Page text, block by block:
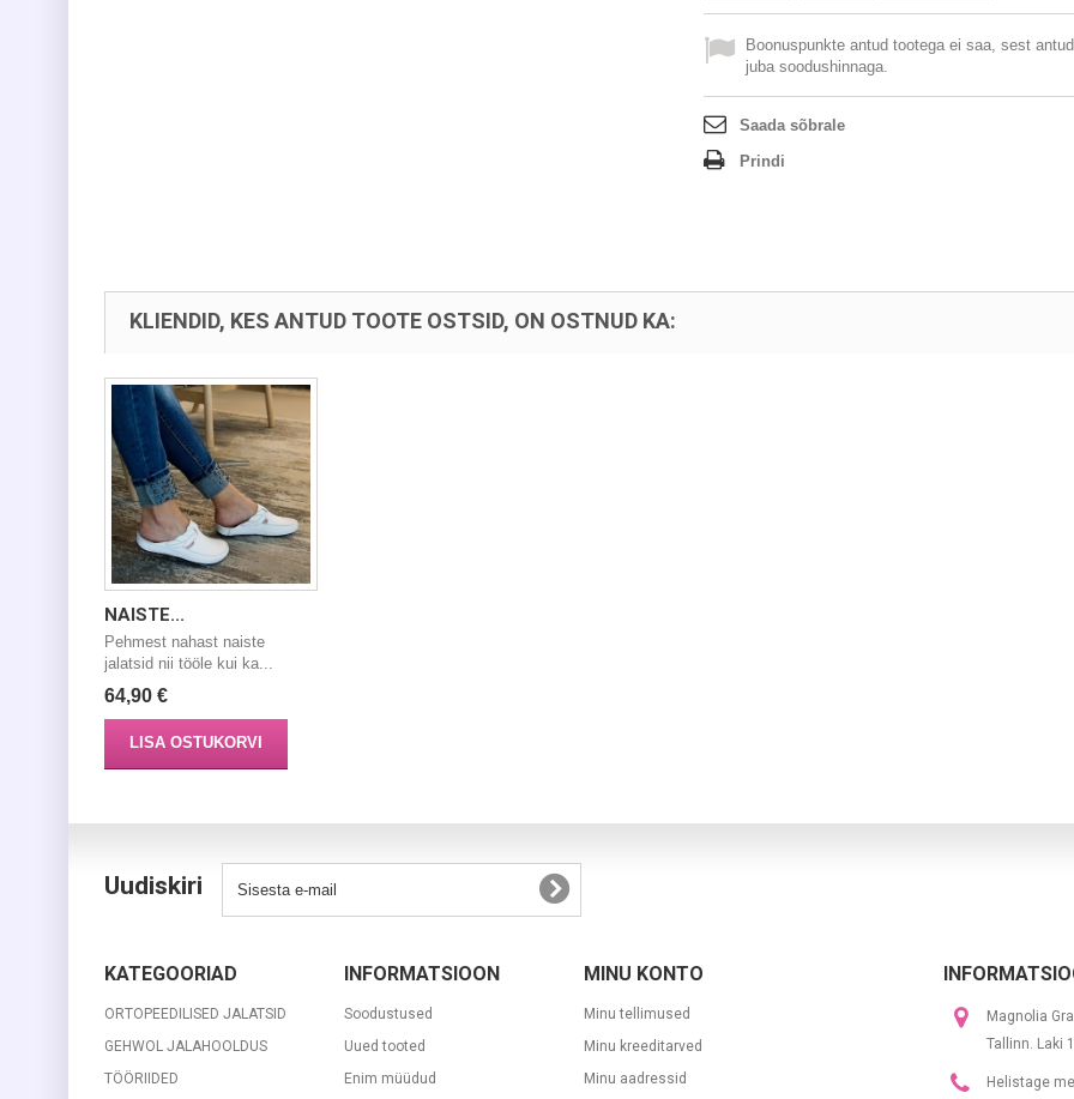
Boonuspunkte antud tootega ei saa, sest
juba soodushinnaga.
Saada sõbrale
Prindi
KLIENDID, KES ANTUD TOOTE OSTSID, ON OSTNUD KA:
NAISTE...
Pehmest nahast naiste
jalatsid nii tööle kui ka...
64,90 €
LISA OSTUKORVI
Uudiskiri
KATEGOORIAD
ORTOPEEDILISED JALATSID
GEHWOL JALAHOOLDUS
TÖÖRIIDED
INFORMATSIOON
Soodustused
Uued tooted
Enim müüdud
MINU KONTO
Minu tellimused
Minu kreeditarved
Minu aadressid
Magnolia
Tallinn. Laki
Helistage